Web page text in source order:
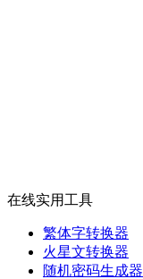
在线实用工具
繁体字转换器
火星文转换器
随机密码生成器